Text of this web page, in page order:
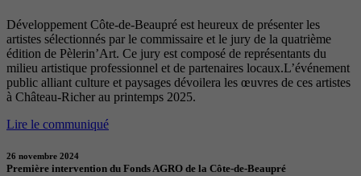
Développement Côte-de-Beaupré est heureux de présenter les
artistes sélectionnés par le commissaire et le jury de la quatrième
édition de Pèlerin’Art. Ce jury est composé de représentants du
milieu artistique professionnel et de partenaires locaux.L’événement
public alliant culture et paysages dévoilera les œuvres de ces artistes
à Château-Richer au printemps 2025.
Lire le communiqué
26 novembre 2024
Première intervention du Fonds AGRO de la Côte-de-Beaupré